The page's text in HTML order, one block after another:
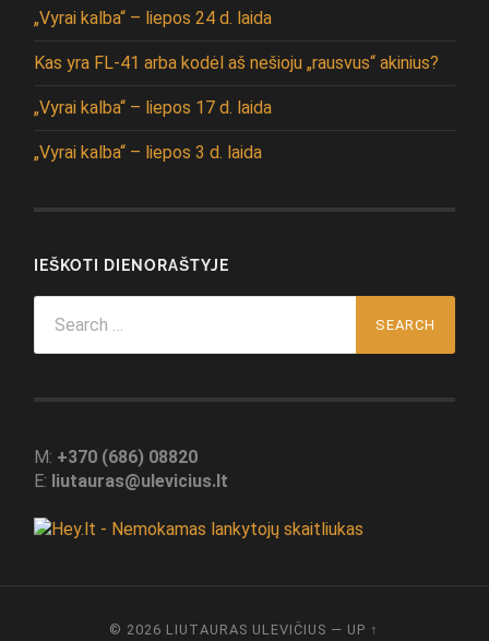
„Vyrai kalba“ – liepos 24 d. laida
Kas yra FL-41 arba kodėl aš nešioju „rausvus“ akinius?
„Vyrai kalba“ – liepos 17 d. laida
„Vyrai kalba“ – liepos 3 d. laida
IEŠKOTI DIENORAŠTYJE
for:
M: +370 (686) 08820
E: liutauras@ulevicius.lt
© 2026 LIUTAURAS ULEVIČIUS — UP ↑